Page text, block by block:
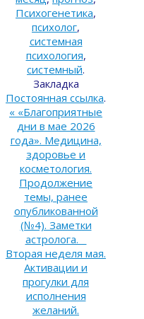
Психогенетика,
психолог,
системная
психология,
системный.
Закладка
Постоянная ссылка.
« «Благоприятные
дни в мае 2026
года». Медицина,
здоровье и
косметология.
Продолжение
темы, ранее
опубликованной
(№4). Заметки
астролога.
Вторая неделя мая.
Активации и
прогулки для
исполнения
желаний.